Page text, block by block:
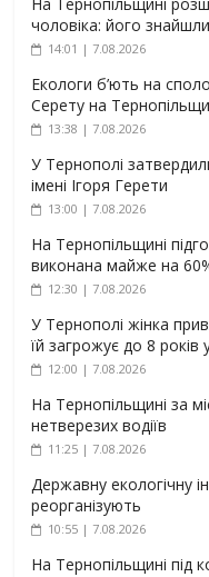
чоловіка: його
14:01 | 7.08.2026
Екологи б’ють на
Серету на
13:38 | 7.08.2026
У Тернополі
імені Ігоря Герети
13:00 | 7.08.2026
На Тернопільщині
виконана майже на
12:30 | 7.08.2026
У Тернополі жінка
їй загрожує до 8 років
12:00 | 7.08.2026
На Тернопільщині за
нетверезих водіїв
11:25 | 7.08.2026
Державну екологічну
реорганізують
10:55 | 7.08.2026
На Тернопільщині під